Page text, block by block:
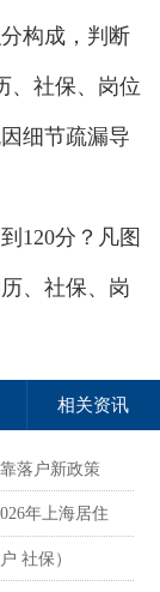
构成，判断
、社保、岗位
细节疏漏导
120分？凡图
、社保、岗
相关资讯
落户新政策
年上海居住
社保）